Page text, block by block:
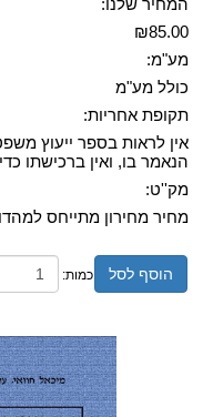
המחיר שלנו:
₪85.00
מע"מ:
כולל מע"מ
תקופת אחריות:
אין לראות בספר ייעוץ
הנאמר בו, ואין ברכישתו
מק''ט:
מחיר מחירון מתייחס
הוסף לסל כמות: